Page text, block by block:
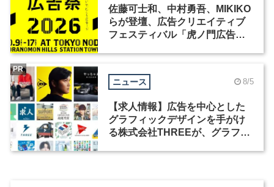
佐藤可士和、中村勇吾、MIKIKO
らが登壇、広告クリエイティブ
フェスティバル「虎ノ門広告
ニュース 8/5
【求人情報】広告を中心とした
グラフィックデザインを手がけ
る株式会社THREEが、グラフィ
PR